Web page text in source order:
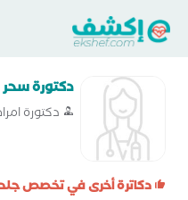
دكتورة
دكتورة
دكاترة أخرى في تخصص